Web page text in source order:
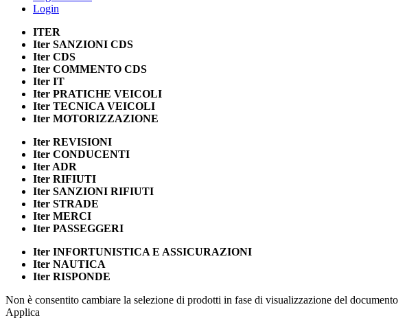
Login
ITER
Iter SANZIONI CDS
Iter CDS
Iter COMMENTO CDS
Iter IT
Iter PRATICHE VEICOLI
Iter TECNICA VEICOLI
Iter MOTORIZZAZIONE
Iter REVISIONI
Iter CONDUCENTI
Iter ADR
Iter RIFIUTI
Iter SANZIONI RIFIUTI
Iter STRADE
Iter MERCI
Iter PASSEGGERI
Iter INFORTUNISTICA E ASSICURAZIONI
Iter NAUTICA
Iter RISPONDE
Non è consentito cambiare la selezione di prodotti in fase di visualizzazione del documento
Applica